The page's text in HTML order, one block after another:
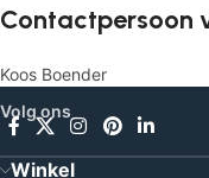
Contactpersoon
Koos Boender
Volg ons
Winkel